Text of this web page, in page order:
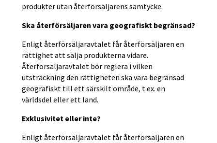
produkter utan återförsäljarens samtycke.
Ska återförsäljaren vara geografiskt begränsad?
Enligt återförsäljaravtalet får återförsäljaren en
rättighet att sälja produkterna vidare.
Återförsäljaravtalet bör reglera i vilken
utsträckning den rättigheten ska vara begränsad
geografiskt till ett särskilt område, t.ex. en
världsdel eller ett land.
Exklusivitet eller inte?
Enligt återförsäljaravtalet får återförsäljaren en